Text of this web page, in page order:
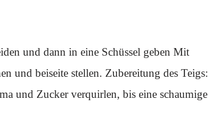
und dann in eine Schüssel geben Mit
und beiseite stellen. Zubereitung des Teigs:
und Zucker verquirlen, bis eine schaumige